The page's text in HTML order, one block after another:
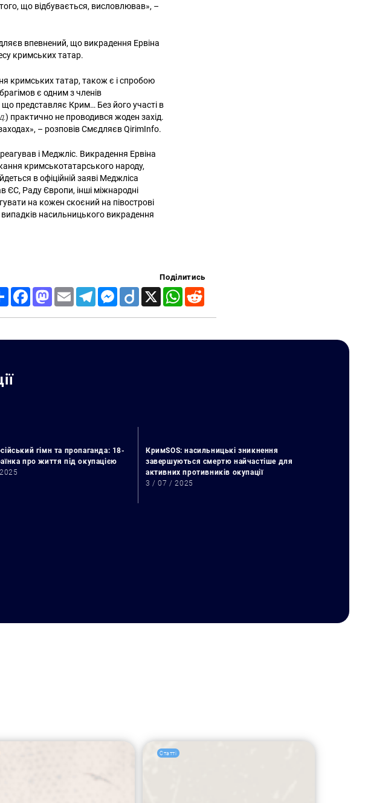
що відбувається, висловлював», –
впевнений, що викрадення Ервіна
кримських татар.
кримських татар, також є і спробою
є одним з членів
представляє Крим… Без його участі в
) практично не проводився жоден захід.
– розповів Смєдляєв QirimInfo.
і Меджліс. Викрадення Ервіна
кримськотатарського народу,
в офіційній заяві Меджліса
ЄС, Раду Європи, інші міжнародні
на кожен скоєний на півострові
насильницького викрадення
Поділитись
Share FacebookMastodon
Email TelegramMessenger
Diigo X WhatsApp
гімн та пропаганда: 18-
про життя під окупацією
КримSOS: насильницькі зникнення
завершуються смертю найчастіше для
активних противників окупації
3 / 07 / 2025
Статті